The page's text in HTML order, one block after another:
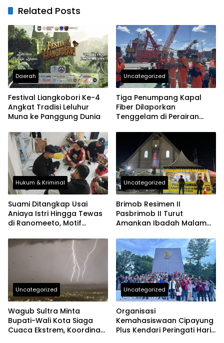
Related Posts
Daerah
Festival Liangkobori Ke-4
Angkat Tradisi Leluhur
Muna ke Panggung Dunia
Uncategorized
Tiga Penumpang Kapal
Fiber Dilaporkan
Tenggelam di Perairan
Dikerahkan
Hukum & Kriminal
Suami Ditangkap Usai
Aniaya Istri Hingga Tewas
di Ranomeeto, Motif
Uncategorized
Brimob Resimen II
Pasbrimob II Turut
Amankan Ibadah Malam
Uncategorized
Wagub Sultra Minta
Bupati-Wali Kota Siaga
Cuaca Ekstrem, Koordinasi
Uncategorized
Organisasi
Kemahasiswaan Cipayung
Plus Kendari Peringati Hari